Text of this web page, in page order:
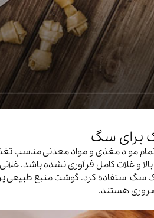
برای سگ
مواد مغذی و مواد معدنی مناسب
و غلات کامل فرآوری نشده باشد.
سگ استفاده کرد. گوشت منبع طبیعی
ضروری هستند.